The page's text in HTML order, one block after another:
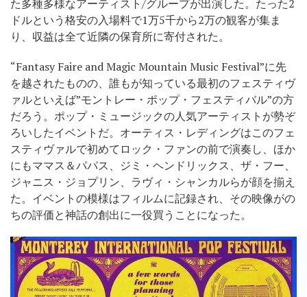
た多種多様なアーティスト/グループが出演した。たった2
ドルという格安の入場料で1万5千から2万の観客が集ま
り、収益は全て近隣の保育所に寄付された。
“Fantasy Faire and Magic Mountain Music Festival”に先
を越されたものの、誰もが知っている最初のフェスティヴ
ァルといえば”モントレー・ポップ・フェスティバル”の方
だろう。ポップ・ミュージックの人気アーティストが勢ぞ
ろいしたイベントだ。オーティス・レディングはこのフェ
スティヴァルで初めてロック・ファンの前で演奏し、ほか
にもママス＆パパス、ジミ・ヘンドリックス、ザ・フー、
ジャニス・ジョプリン、ラヴィ・シャンカルらが顔を揃え
た。イベントの模様はフィルムに記録され、その映像がの
ちの評価と神話の創出に一役買うことになった。